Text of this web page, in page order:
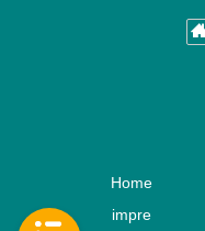
Home
impre